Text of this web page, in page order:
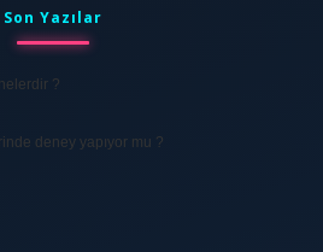
Son Yazılar
?
deney yapıyor mu ?